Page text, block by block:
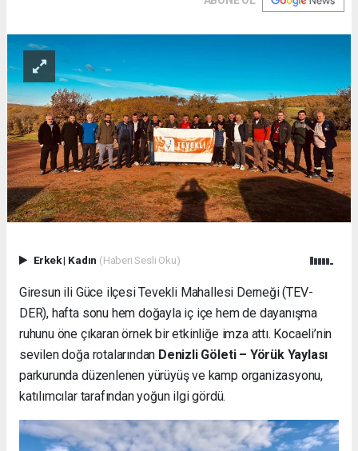
Erkek| Kadın (Haberi Sesli Oku)
Giresun ili Güce ilçesi Tevekli Mahallesi Derneği (TEV-
DER), hafta sonu hem doğayla iç içe hem de dayanışma
ruhunu öne çıkaran örnek bir etkinliğe imza attı. Kocaeli’nin
sevilen doğa rotalarından Denizli Göleti – Yörük Yaylası
parkurunda düzenlenen yürüyüş ve kamp organizasyonu,
katılımcılar tarafından yoğun ilgi gördü.